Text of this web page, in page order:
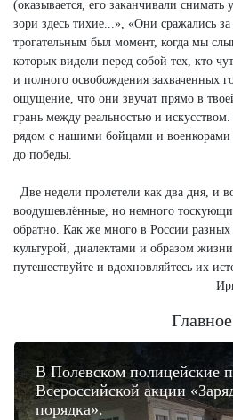
(оказывается, его заканчивали
зори здесь тихие...», «Они сражались
трогательным был момент, когда мы
которых видели перед собой тех, кто
и полного освобождения захваченных
ощущение, что они звучат прямо в
грань между реальностью и
рядом с нашими бойцами и
до победы.
Две недели пролетели как два дня, и
воодушевлённые, но немного
обратно. Как же много в России разных
культурой, диалектами и образом
путешествуйте и вдохновляйтесь их
Главное
В Полевском полицейские
Всероссийской акции
порядка».